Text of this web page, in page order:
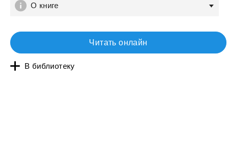
О книге
Читать онлайн
В библиотеку